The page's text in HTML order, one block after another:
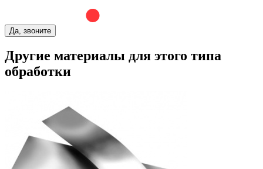
Да, звоните
Другие материалы для этого типа
обработки